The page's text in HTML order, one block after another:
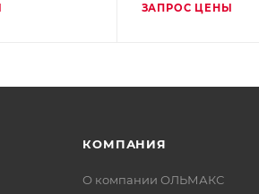
ЗАПРОС ЦЕНЫ
КОМПАНИЯ
О компании ОЛЬМАКС